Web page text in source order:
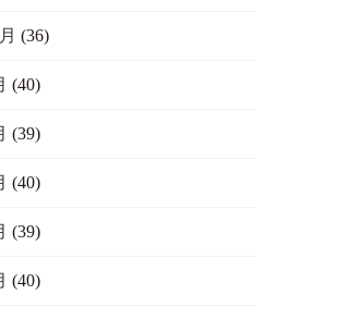
(36)
(40)
(39)
(40)
(39)
(40)